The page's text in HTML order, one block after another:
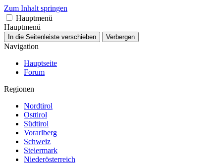
Zum Inhalt springen
Hauptmenü
Hauptmenü
In die Seitenleiste verschieben Verbergen
Navigation
Hauptseite
Forum
Regionen
Nordtirol
Osttirol
Südtirol
Vorarlberg
Schweiz
Steiermark
Niederösterreich